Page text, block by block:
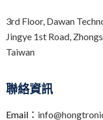
3rd Floor, Dawan
Jingye 1st Road,
Taiwan
聯絡資訊
Email：